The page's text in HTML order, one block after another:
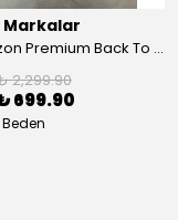
Markalar
Yeni Sezon Premium Back To Print Baskılı T-shirt
2,299.90
699.90